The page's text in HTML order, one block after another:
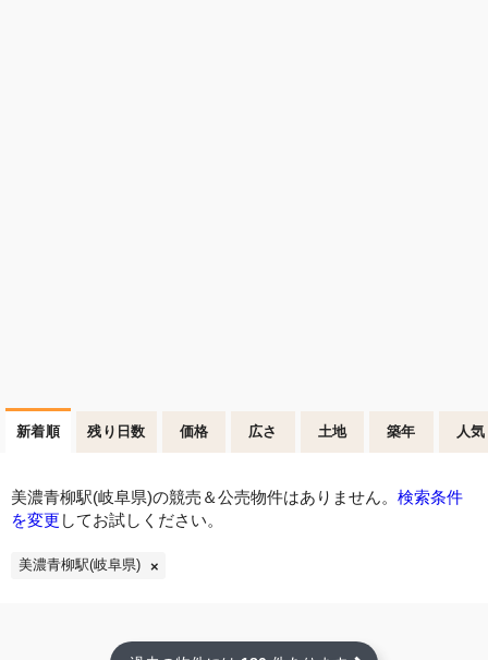
新着順 残り日数 価格 広さ 土地 築年 人気
美濃青柳駅(岐阜県)の競売＆公売物件はありません。 検索条件
を変更 してお試しください。
美濃青柳駅(岐阜県)